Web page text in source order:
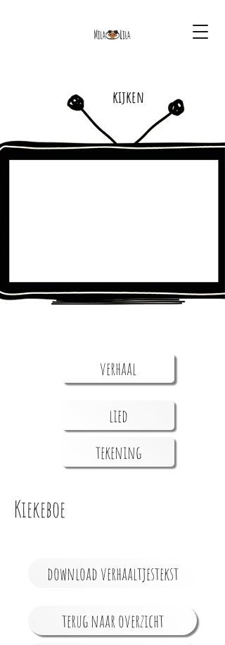
kijken
verhaal
lied
tekening
Kiekeboe
download verhaaltjestekst
terug naar overzicht